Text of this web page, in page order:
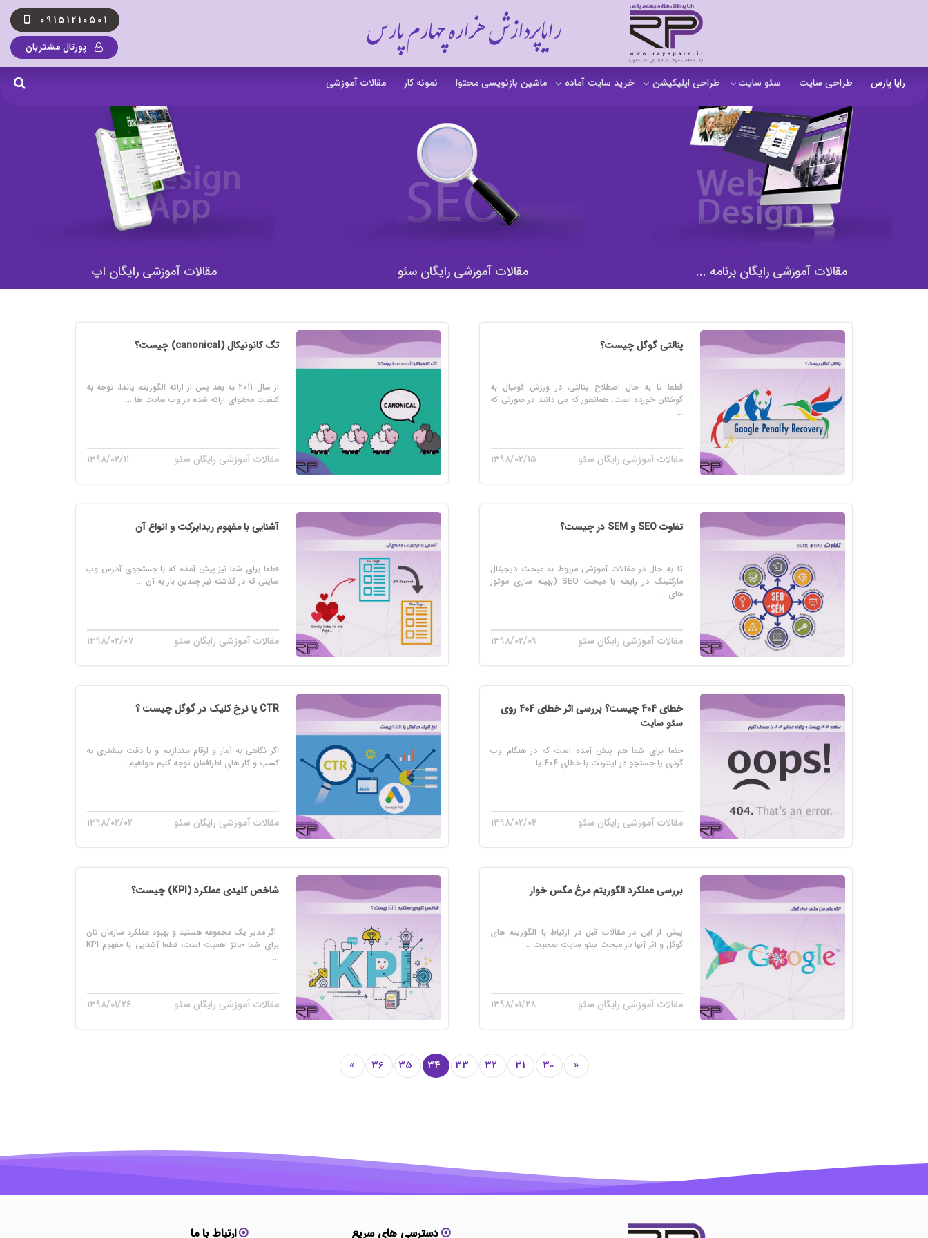
رایاپردازش هزاره چهارم پارس
09151210501
پورتال مشتریان
رایا پارس طراحی سایت سئو سایت
سفارش تولید محتوا
آنالیز سایت
آموزش سئو در مشهد
سئو خارجی و ساخت بک لینک
طراحی اپلیکیشن
اپلیکیشن b2b
اپلیکیشن فروشگاهی
اپلیکیشن آموزشی
خرید سایت آماده
خرید سایت خودرو
خرید سایت نوبت دهی پزشکان
خرید سایت همایش
ماشین بازنویسی محتوا نمونه کار مقالات آموزشی
مقالات آموزشی رایگان اپ مقالات آموزشی رایگان سئو مقالات آموزشی رایگان برنامه ...
پنالتی گوگل چیست؟
قطعا تا به حال اصطلاح پنالتی، در ورزش فوتبال به
گوشتان خورده است. همانطور که می دانید در صورتی که
...
مقالات آموزشی رایگان سئو ۱۳۹۸/۰۲/۱۵
تگ کانونیکال (canonical) چیست؟
از سال 2011 به بعد پس از ارائه الگوریتم پاندا، توجه به
کیفیت محتوای ارائه شده در وب سایت ها ...
مقالات آموزشی رایگان سئو ۱۳۹۸/۰۲/۱۱
تفاوت SEO و SEM در چیست؟
تا به حال در مقالات آموزشی مربوط به مبحث دیجیتال
مارکتینگ در رابطه با مبحث SEO (بهینه سازی موتور
های ...
مقالات آموزشی رایگان سئو ۱۳۹۸/۰۲/۰۹
آشنایی با مفهوم ریدایرکت و انواع آن
قطعا برای شما نیز پیش آمده که با جستجوی آدرس وب
سایتی که در گذشته نیز چندین بار به آن ...
مقالات آموزشی رایگان سئو ۱۳۹۸/۰۲/۰۷
خطای 404 چیست؟ بررسی اثر خطای 404 روی
سئو سایت
حتما برای شما هم پیش آمده است که در هنگام وب
گردی یا جستجو در اینترنت با خطای 404 یا ...
مقالات آموزشی رایگان سئو ۱۳۹۸/۰۲/۰۴
CTR یا نرخ کلیک در گوگل چیست ؟
اگر نگاهی به آمار و ارقام بیندازیم و با دقت بیشتری به
کسب و کار های اطرافمان توجه کنیم خواهیم ...
مقالات آموزشی رایگان سئو ۱۳۹۸/۰۲/۰۲
بررسی عملکرد الگوریتم مرغ مگس خوار
پیش از این در مقالات قبل در ارتباط با الگوریتم های
گوگل و اثر آنها در مبحث سئو سایت صحبت ...
مقالات آموزشی رایگان سئو ۱۳۹۸/۰۱/۲۸
شاخص کلیدی عملکرد (KPI) چیست؟
اگر مدیر یک مجموعه هستید و بهبود عملکرد سازمان تان
برای شما حائز اهمیت است، قطعا آشنایی با مفهوم KPI
...
مقالات آموزشی رایگان سئو ۱۳۹۸/۰۱/۲۶
«
30
31
32
33
34
35
36
»
دسترسی های سریع ارتباط با ما